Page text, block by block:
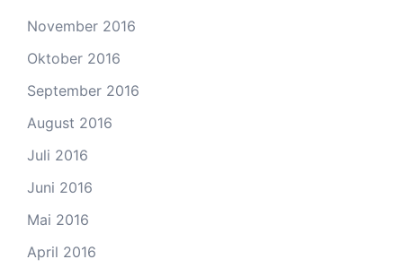
November 2016
Oktober 2016
September 2016
August 2016
Juli 2016
Juni 2016
Mai 2016
April 2016